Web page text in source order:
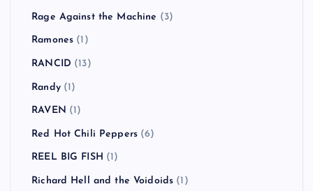
Rage Against the Machine (3)
Ramones (1)
RANCID (13)
Randy(1)
RAVEN (1)
Red Hot Chili Peppers (6)
REEL BIG FISH (1)
Richard Hell and the Voidoids (1)